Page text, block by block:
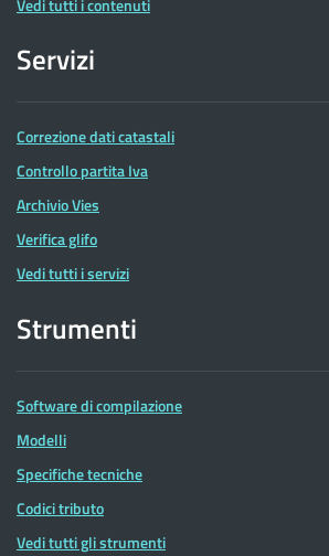
Servizi
Correzione dati catastali
Controllo partita Iva
Archivio Vies
Verifica glifo
Vedi tutti i servizi
Strumenti
Software di compilazione
Modelli
Specifiche tecniche
Codici tributo
Vedi tutti gli strumenti